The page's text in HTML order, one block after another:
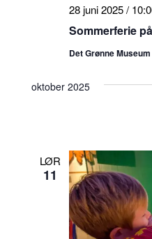
Sommerferie
28 juni 2025 /
Det Grønne Museum
oktober 2025
LØR
11